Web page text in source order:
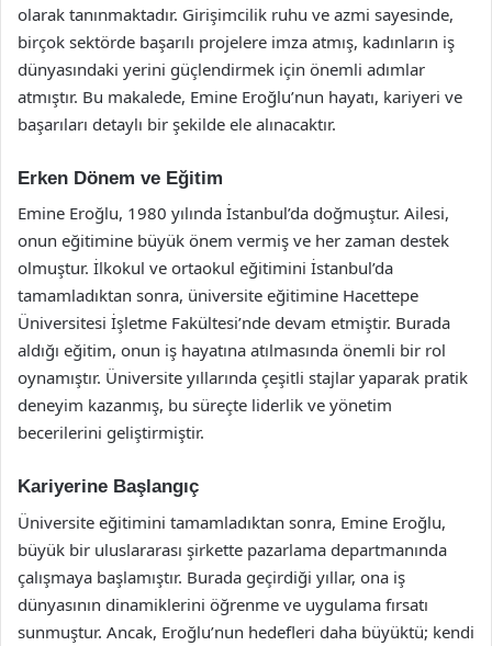
olarak tanınmaktadır. Girişimcilik ruhu ve azmi sayesinde,
birçok sektörde başarılı projelere imza atmış, kadınların iş
dünyasındaki yerini güçlendirmek için önemli adımlar
atmıştır. Bu makalede, Emine Eroğlu’nun hayatı, kariyeri ve
başarıları detaylı bir şekilde ele alınacaktır.
Erken Dönem ve Eğitim
Emine Eroğlu, 1980 yılında İstanbul’da doğmuştur. Ailesi,
onun eğitimine büyük önem vermiş ve her zaman destek
olmuştur. İlkokul ve ortaokul eğitimini İstanbul’da
tamamladıktan sonra, üniversite eğitimine Hacettepe
Üniversitesi İşletme Fakültesi’nde devam etmiştir. Burada
aldığı eğitim, onun iş hayatına atılmasında önemli bir rol
oynamıştır. Üniversite yıllarında çeşitli stajlar yaparak pratik
deneyim kazanmış, bu süreçte liderlik ve yönetim
becerilerini geliştirmiştir.
Kariyerine Başlangıç
Üniversite eğitimini tamamladıktan sonra, Emine Eroğlu,
büyük bir uluslararası şirkette pazarlama departmanında
çalışmaya başlamıştır. Burada geçirdiği yıllar, ona iş
dünyasının dinamiklerini öğrenme ve uygulama fırsatı
sunmuştur. Ancak, Eroğlu’nun hedefleri daha büyüktü; kendi